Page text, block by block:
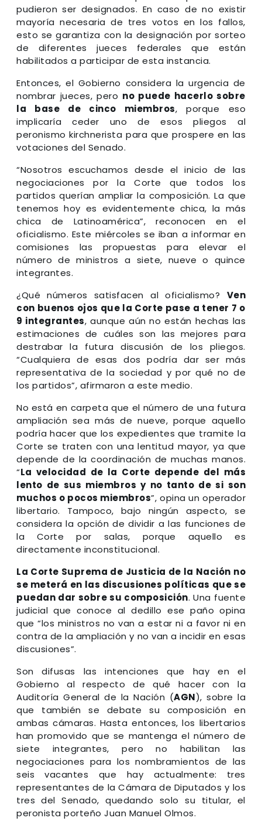
pudieron ser designados. En caso de no existir
mayoría necesaria de tres votos en los fallos,
esto se garantiza con la designación por sorteo
de diferentes jueces federales que están
habilitados a participar de esta instancia.
Entonces, el Gobierno considera la urgencia de
nombrar jueces, pero no puede hacerlo sobre
la base de cinco miembros, porque eso
implicaría ceder uno de esos pliegos al
peronismo kirchnerista para que prospere en las
votaciones del Senado.
“Nosotros escuchamos desde el inicio de las
negociaciones por la Corte que todos los
partidos querían ampliar la composición. La que
tenemos hoy es evidentemente chica, la más
chica de Latinoamérica”, reconocen en el
oficialismo. Este miércoles se iban a informar en
comisiones las propuestas para elevar el
número de ministros a siete, nueve o quince
integrantes.
¿Qué números satisfacen al oficialismo? Ven
con buenos ojos que la Corte pase a tener 7 o
9 integrantes, aunque aún no están hechas las
estimaciones de cuáles son las mejores para
destrabar la futura discusión de los pliegos.
“Cualquiera de esas dos podría dar ser más
representativa de la sociedad y por qué no de
los partidos”, afirmaron a este medio.
No está en carpeta que el número de una futura
ampliación sea más de nueve, porque aquello
podría hacer que los expedientes que tramite la
Corte se traten con una lentitud mayor, ya que
depende de la coordinación de muchas manos.
“La velocidad de la Corte depende del más
lento de sus miembros y no tanto de si son
muchos o pocos miembros”, opina un operador
libertario. Tampoco, bajo ningún aspecto, se
considera la opción de dividir a las funciones de
la Corte por salas, porque aquello es
directamente inconstitucional.
La Corte Suprema de Justicia de la Nación no
se meterá en las discusiones políticas que se
puedan dar sobre su composición. Una fuente
judicial que conoce al dedillo ese paño opina
que “los ministros no van a estar ni a favor ni en
contra de la ampliación y no van a incidir en esas
discusiones”.
Son difusas las intenciones que hay en el
Gobierno al respecto de qué hacer con la
Auditoría General de la Nación (AGN), sobre la
que también se debate su composición en
ambas cámaras. Hasta entonces, los libertarios
han promovido que se mantenga el número de
siete integrantes, pero no habilitan las
negociaciones para los nombramientos de las
seis vacantes que hay actualmente: tres
representantes de la Cámara de Diputados y los
tres del Senado, quedando solo su titular, el
peronista porteño Juan Manuel Olmos.